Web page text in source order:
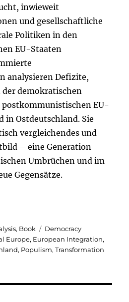
inwieweit
und gesellschaftliche
Politiken in den
EU-Staaten
analysieren Defizite,
der demokratischen
EU-
in Ostdeutschland. Sie
vergleichendes und
– eine Generation
Umbrüchen und im
Gegensätze.
, Book Tags
Democracy
Europe, European Integration,
, Populism,Transformation